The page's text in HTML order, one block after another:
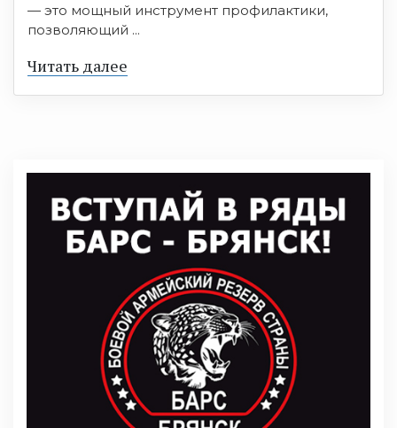
— это мощный инструмент профилактики,
позволяющий ...
Читать далее